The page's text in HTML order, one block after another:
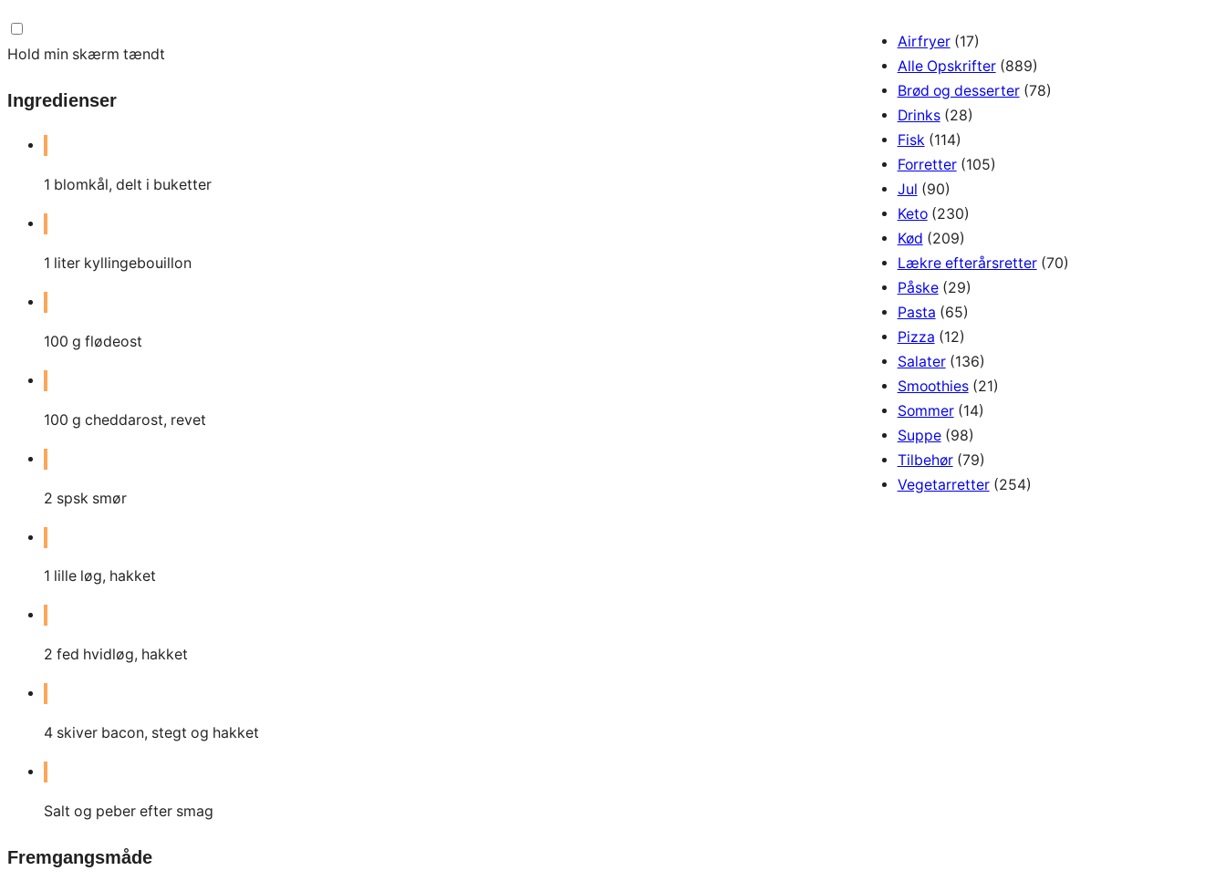
Hold min skærm tændt
Ingredienser
1 blomkål, delt i buketter
1 liter kyllingebouillon
100 g flødeost
100 g cheddarost, revet
2 spsk smør
1 lille løg, hakket
2 fed hvidløg, hakket
4 skiver bacon, stegt og hakket
Salt og peber efter smag
Fremgangsmåde
Airfryer(17)
Alle Opskrifter(889)
Brød og desserter(78)
Drinks(28)
Fisk (114)
Forretter(105)
Jul (90)
Keto(230)
Kød (209)
Lækre efterårsretter(70)
Påske(29)
Pasta (65)
Pizza (12)
Salater(136)
Smoothies(21)
Sommer(14)
Suppe(98)
Tilbehør(79)
Vegetarretter(254)